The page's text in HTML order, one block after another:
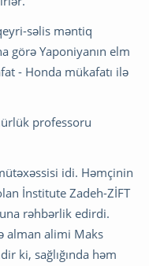
səlis məntiq
görə Yaponiyanın elm
- Honda mükafatı ilə
professoru
idi. Həmçinin
İnstitute Zadeh-ZİFT
rəhbərlik edirdi.
alman alimi Maks
ki, sağlığında həm